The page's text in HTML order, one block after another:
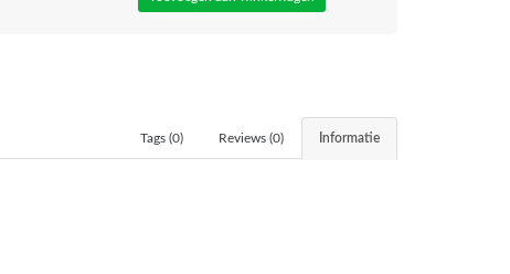
Informatie
Reviews (0)
Tags (0)